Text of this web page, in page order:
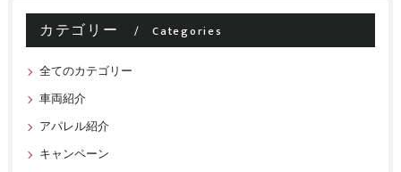
カテゴリー Categories
全てのカテゴリー
車両紹介
アパレル紹介
キャンペーン